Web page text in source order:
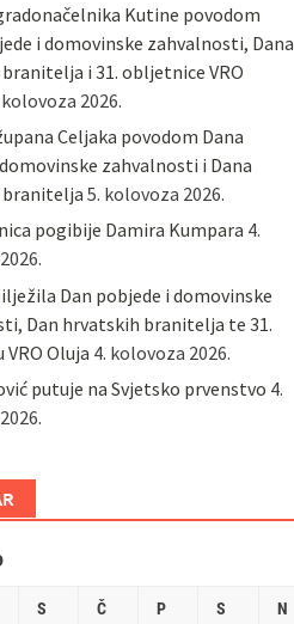
Kutine povodom
i domovinske zahvalnosti, Dana
i 31. obljetnice VRO
2026.
Celjaka povodom Dana
zahvalnosti i Dana
5. kolovoza 2026.
pogibije Damira Kumpara 4.
Dan pobjede i domovinske
Dan hrvatskih branitelja te 31.
Oluja 4. kolovoza 2026.
putuje na Svjetsko prvenstvo 4.
S Č P S N